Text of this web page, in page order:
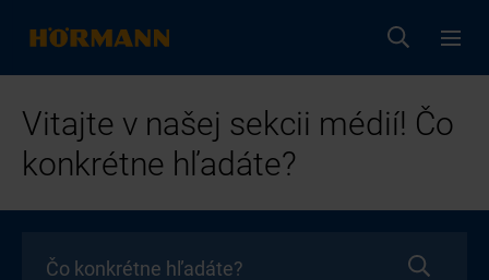
Vitajte v našej sekcii médií! Čo
konkrétne hľadáte?